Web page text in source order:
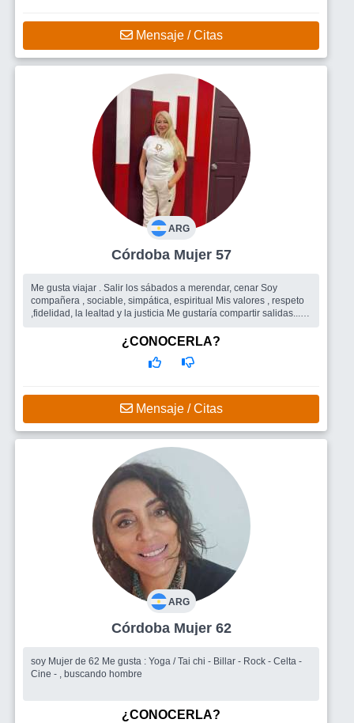
Mensaje / Citas
ARG
Córdoba Mujer 57
Me gusta viajar . Salir los sábados a merendar, cenar Soy
compañera , sociable, simpática, espiritual Mis valores , respeto
,fidelidad, la lealtad y la justicia Me gustaría compartir salidas...
¿CONOCERLA?
Mensaje / Citas
ARG
Córdoba Mujer 62
soy Mujer de 62 Me gusta : Yoga / Tai chi - Billar - Rock - Celta -
Cine - , buscando hombre
¿CONOCERLA?